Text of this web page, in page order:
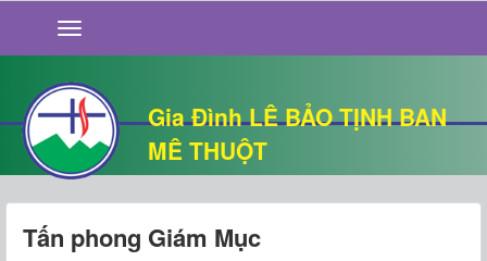
Gia Đình LÊ BẢO TỊNH BAN
MÊ THUỘT
GIỚI THIỆU
TIN TỨC
SỐNG ĐẠO
CHUYỆN NHÀ
QUÁN VĂN
THƯ GIÃN
Tấn phong Giám Mục